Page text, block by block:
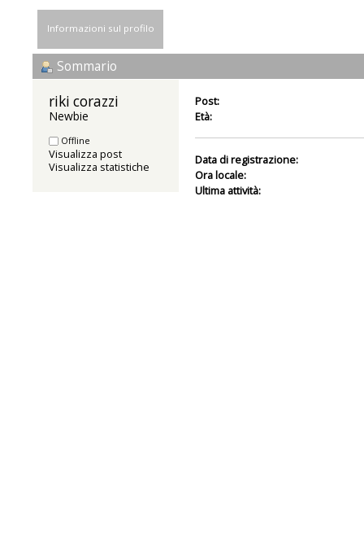
Informazioni sul profilo
Sommario
riki corazzi
Newbie
Offline
Visualizza post
Visualizza statistiche
Post:
Età:
Data di registrazione:
Ora locale:
Ultima attività: